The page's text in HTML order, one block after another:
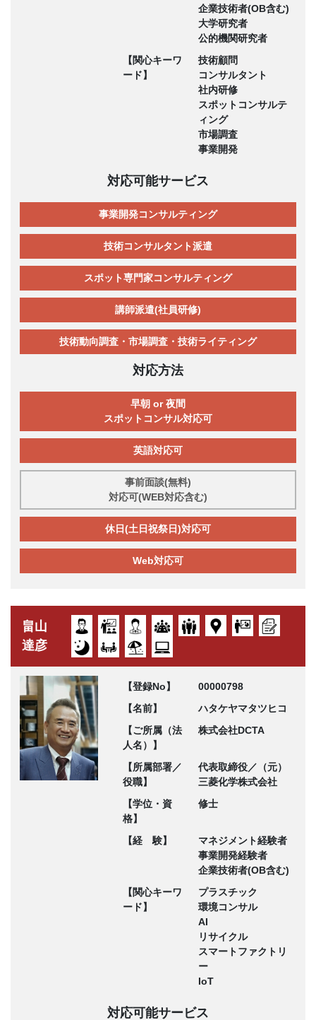
企業技術者(OB含む)
大学研究者
公的機関研究者
【関心キーワ
ード】
技術顧問
コンサルタント
社内研修
スポットコンサルテ
ィング
市場調査
事業開発
対応可能サービス
事業開発コンサルティング
技術コンサルタント派遣
スポット専門家コンサルティング
講師派遣(社員研修)
技術動向調査・市場調査・技術ライティング
対応方法
早朝 or 夜間
スポットコンサル対応可
英語対応可
事前面談(無料)
対応可(WEB対応含む)
休日(土日祝祭日)対応可
Web対応可
畠山
達彦
【登録No】
00000798
【名前】
ハタケヤマタツヒコ
【ご所属（法
人名）】
株式会社DCTA
【所属部署／
役職】
代表取締役／（元）
三菱化学株式会社
【学位・資
格】
修士
【経 験】
マネジメント経験者
事業開発経験者
企業技術者(OB含む)
【関心キーワ
ード】
プラスチック
環境コンサル
AI
リサイクル
スマートファクトリ
ー
IoT
対応可能サービス